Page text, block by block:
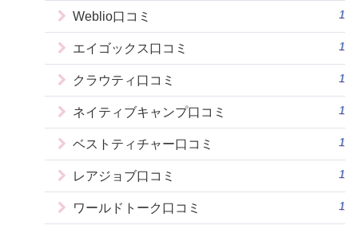
Weblio口コミ 1
エイゴックス口コミ 1
クラウティ口コミ 1
ネイティブキャンプ口コミ 1
ベストティチャー口コミ 1
レアジョブ口コミ 1
ワールドトーク口コミ 1